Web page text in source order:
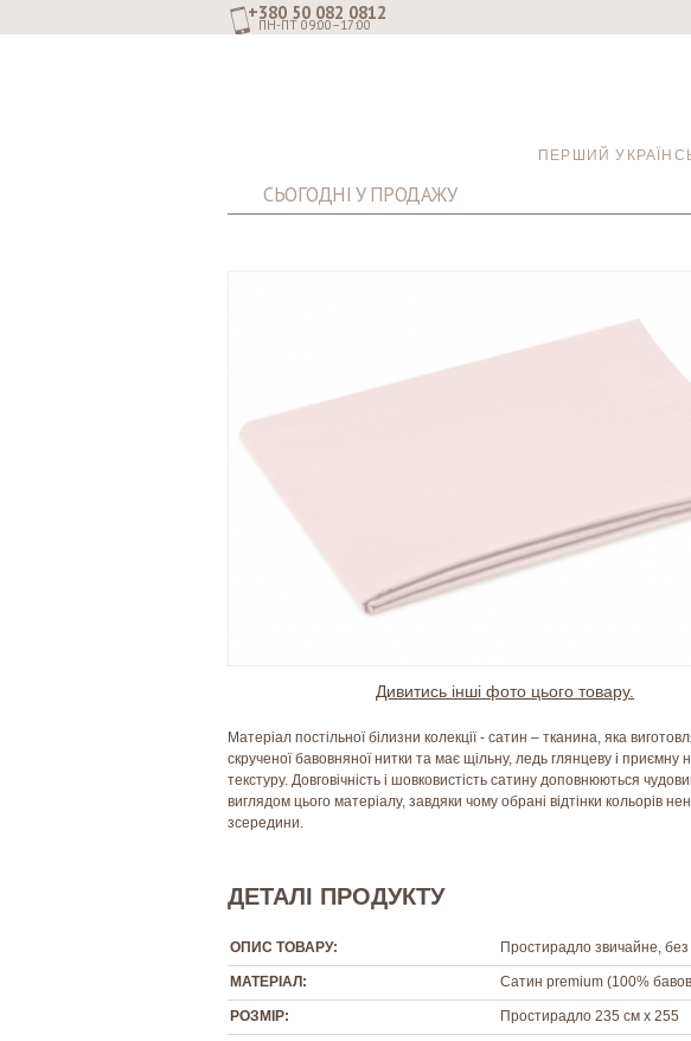
+380 50 082 0812
ПН-ПТ 09:00–17:00
ПЕРШИЙ
СЬОГОДНІ У ПРОДАЖУ
Дивитись інші фото цього товару.
Матеріал постільної білизни колекції - сатин – тканина, яка
скрученої бавовняної нитки та має щільну, ледь глянцеву і приємну
текстуру. Довговічність і шовковистість сатину доповнюються
виглядом цього матеріалу, завдяки чому обрані відтінки кольорів
зсередини.
ДЕТАЛІ ПРОДУКТУ
ОПИС ТОВАРУ: Простирадло звичайне, без
МАТЕРІАЛ: Сатин premium (100%
РОЗМІР: Простирадло 235 см х 255